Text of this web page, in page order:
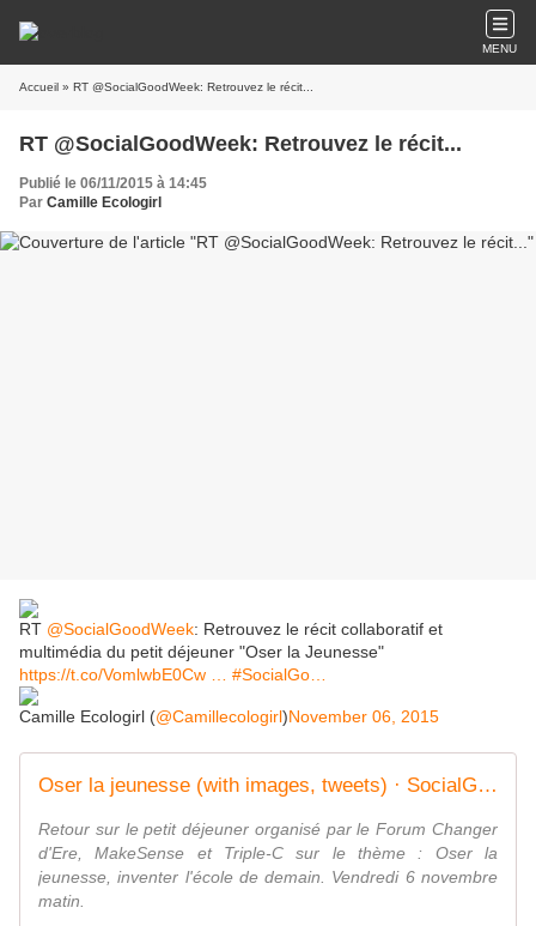
MENU
Accueil » RT @SocialGoodWeek: Retrouvez le récit...
RT @SocialGoodWeek: Retrouvez le récit...
Publié le 06/11/2015 à 14:45
Par Camille Ecologirl
RT @SocialGoodWeek: Retrouvez le récit collaboratif et
multimédia du petit déjeuner "Oser la Jeunesse"
https://t.co/VomlwbE0Cw
#SocialGo…
Camille Ecologirl (@Camillecologirl)November 06, 2015
Oser la jeunesse (with images, tweets) · SocialGoodWeek
Retour sur le petit déjeuner organisé par le Forum Changer
d'Ere, MakeSense et Triple-C sur le thème : Oser la
jeunesse, inventer l'école de demain. Vendredi 6 novembre
matin.